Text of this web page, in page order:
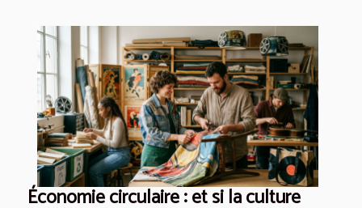
Économie circulaire : et si la culture